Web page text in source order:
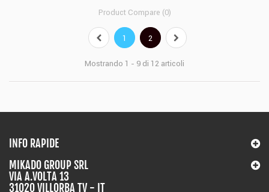
Product Compare (0)
1 2
Mostrando 1 - 9 di 12 articoli
INFO RAPIDE
MIKADO GROUP SRL
VIA A.VOLTA 13
31020 VILLORBA TV - IT